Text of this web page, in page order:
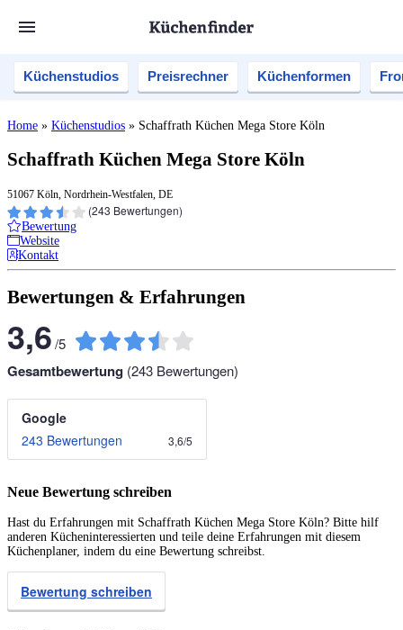
Küchenstudios Preisrechner Küchenformen
Home » Küchenstudios » Schaffrath Küchen Mega Store Köln
Schaffrath Küchen Mega Store Köln
51067 Köln, Nordrhein-Westfalen, DE
(243 Bewertungen)
Bewertung
Website
Kontakt
Bewertungen & Erfahrungen
3,6/5
Gesamtbewertung (243 Bewertungen)
Google
243 Bewertungen
3,6/5
Neue Bewertung schreiben
Hast du Erfahrungen mit Schaffrath Küchen Mega Store Köln? Bitte hilf
anderen Kücheninteressierten und teile deine Erfahrungen mit diesem
Küchenplaner, indem du eine Bewertung schreibst.
Bewertung schreiben